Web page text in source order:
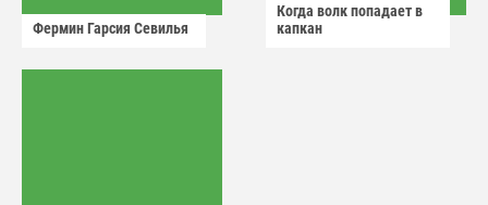
Фермин Гарсия Севилья
Когда волк попадает в
капкан